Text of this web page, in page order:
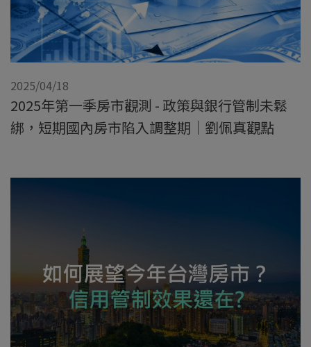
2025/04/18
2025年第一季房市觀測 - 政策與銀行管制未鬆
綁，短期國內房市陷入調整期｜劉佩真觀點